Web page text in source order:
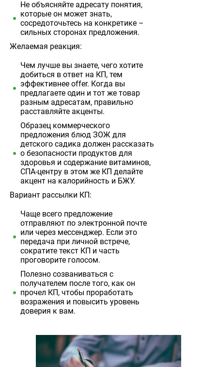
Не объясняйте адресату понятия,
которые он может знать,
сосредоточьтесь на конкретике –
сильных сторонах предложения.
Желаемая реакция:
Чем лучше вы знаете, чего хотите
добиться в ответ на КП, тем
эффективнее offer. Когда вы
предлагаете один и тот же товар
разным адресатам, правильно
расставляйте акценты.
Образец коммерческого
предложения блюд ЗОЖ для
детского садика должен рассказать
о безопасности продуктов для
здоровья и содержание витаминов,
СПА-центру в этом же КП делайте
акцент на калорийность и БЖУ.
Вариант рассылки КП:
Чаще всего предложение
отправляют по электронной почте
или через мессенджер. Если это
передача при личной встрече,
сократите текст КП и часть
проговорите голосом.
Полезно созваниваться с
получателем после того, как он
прочел КП, чтобы проработать
возражения и повысить уровень
доверия к вам.